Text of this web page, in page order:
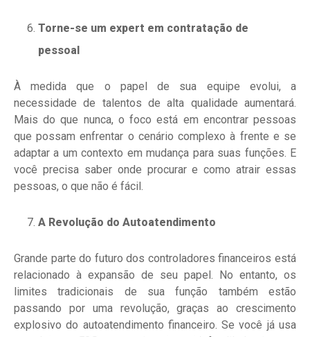
Torne-se um expert em contratação de
pessoal
À medida que o papel de sua equipe evolui, a
necessidade de talentos de alta qualidade aumentará.
Mais do que nunca, o foco está em encontrar pessoas
que possam enfrentar o cenário complexo à frente e se
adaptar a um contexto em mudança para suas funções. E
você precisa saber onde procurar e como atrair essas
pessoas, o que não é fácil.
A Revolução do Autoatendimento
Grande parte do futuro dos controladores financeiros está
relacionado à expansão de seu papel. No entanto, os
limites tradicionais de sua função também estão
passando por uma revolução, graças ao crescimento
explosivo do autoatendimento financeiro. Se você já usa